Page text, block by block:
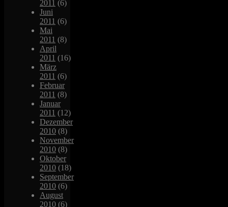
2011 (6)
Juni
2011 (6)
Mai
2011 (8)
April
2011 (16)
März
2011 (6)
Februar
2011 (8)
Januar
2011 (12)
Dezember
2010 (8)
November
2010 (8)
Oktober
2010 (18)
September
2010 (6)
August
2010 (6)